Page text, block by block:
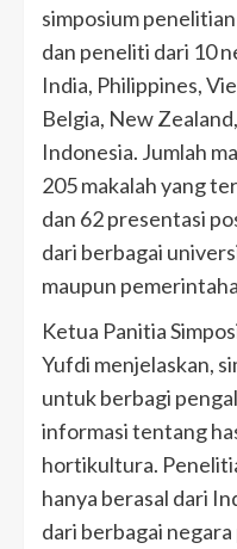
simposium
dan peneliti dari 10
India, Philippines,
Belgia, New
Indonesia. Jumlah
205 makalah yang
dan 62 presentasi
dari berbagai
maupun
Ketua Panitia
Yufdi menjelaskan,
untuk berbagi
informasi tentang
hortikultura.
hanya berasal dari
dari berbagai